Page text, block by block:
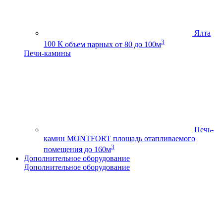
Ялта
100 К объем парных от 80 до 100м3
Печи-камины
Печь-
камин MONTFORT площадь отапливаемого
помещения до 160м3
Дополнительное оборудование
Дополнительное оборудование